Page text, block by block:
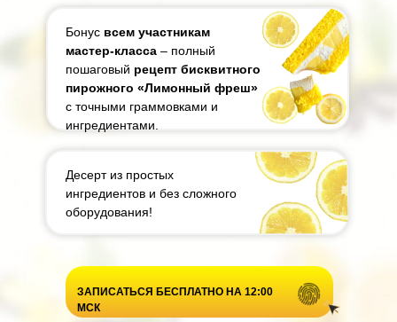
Десерт из простых
ингредиентов и без сложного
оборудования!
Бонус всем участникам
мастер-класса – полный
пошаговый рецепт бисквитного
пирожного «Лимонный фреш»
с точными граммовками и
ингредиентами.
ЗАПИСАТЬСЯ БЕСПЛАТНО НА 12:00
МСК